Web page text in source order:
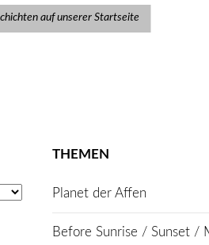
auf unserer Startseite
THEMEN
Planet der Affen
Before Sunrise / Sunset /